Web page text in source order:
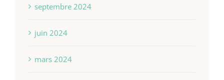
septembre 2024
juin 2024
mars 2024